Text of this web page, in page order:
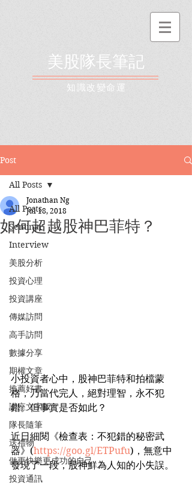
美股隊長筆記
​知識改變命運
Post
All Posts
Seminar
Interview
美股分析
投資心理
投資講座
傳媒訪問
高手訪問
數據分享
期權文章
推薦好書
講座文字版
隊長隨筆
送禮物
做更快樂更成功的自己
投資通訊
All Posts
如何超越股神巴菲特？
Jonathan Ng
Jul 18, 2018
小投資者心中，股神巴菲特和拍檔蒙
格，乃當代完人，絕對理智，永不犯
錯。但事實是否如此？
近日細閱《檢查表：不犯錯的秘密武
器》(https://goo.gl/ETPufu)，無意中
發現了一段，股神鮮為人知的小失誤。